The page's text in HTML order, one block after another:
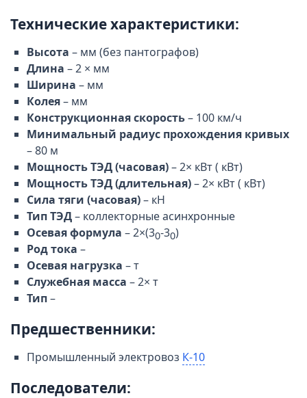
Технические характеристики:
Высота – мм (без пантографов)
Длина – 2 × мм
Ширина – мм
Колея– мм
Конструкционная скорость– 100 км/ч
Минимальный радиус прохождения кривых
– 80 м
Мощность ТЭД (часовая)– 2× кВт ( кВт)
Мощность ТЭД (длительная)– 2× кВт ( кВт)
Сила тяги (часовая)– кН
Тип ТЭД– коллекторные асинхронные
Осевая формула – 2×(30-30)
Род тока –
Осевая нагрузка – т
Служебная масса – 2× т
Тип–
Предшественники:
Промышленный электровоз К-10
Последователи: